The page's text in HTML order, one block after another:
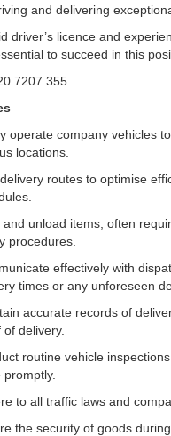
and delivering
driver’s licence and
to succeed in this
7207 355
operate company vehicles
locations.
routes to optimise
and unload items, often
procedures.
effectively with
times or any unforeseen
accurate records of
of delivery.
routine vehicle
promptly.
to all traffic laws and
the security of goods